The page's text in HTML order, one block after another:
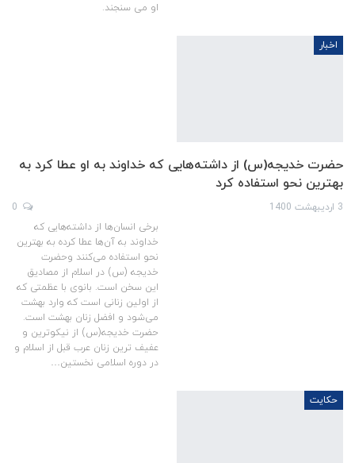
او می سنجند.
اخبار
حضرت خدیجه(س) از داشته‌هایی که خداوند به او عطا کرد به
بهترین نحو استفاده کرد
3 اردیبهشت 1400
برخی انسان‌ها از داشته‌هایی که
خداوند به آن‌ها عطا کرده به بهترین
نحو استفاده می‌کنند وحضرت
خدیجه (س) در اسلام از مصادیق
این سخن است. ‏بانوی با عظمتی که
از اولین زنانی است که وارد بهشت
می‌شود و افضل زنان بهشت است.
حضرت خدیجه(س) از نیکوترین و
عفیف ترین زنان عرب قبل از اسلام و
در دوره اسلامی نخستین…
حکایت